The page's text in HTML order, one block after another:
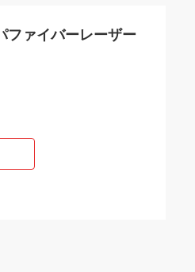
ファイバーレーザー